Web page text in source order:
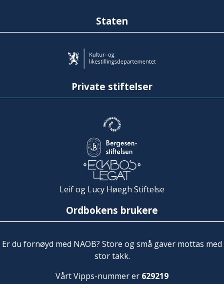
Staten
Private stiftelser
Leif og Lucy Høegh Stiftelse
Ordbokens brukere
Er du fornøyd med NAOB? Store og små gaver mottas med
stor takk.
Vårt Vipps-nummer er 629219